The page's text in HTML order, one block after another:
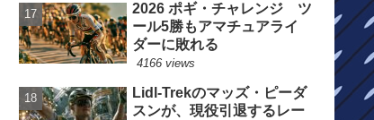
2026 ポギ・チャレンジ ツ
ール5勝もアマチュアライ
ダーに敗れる
4166 views
Lidl-Trekのマッズ・ピーダ
スンが、現役引退するレー